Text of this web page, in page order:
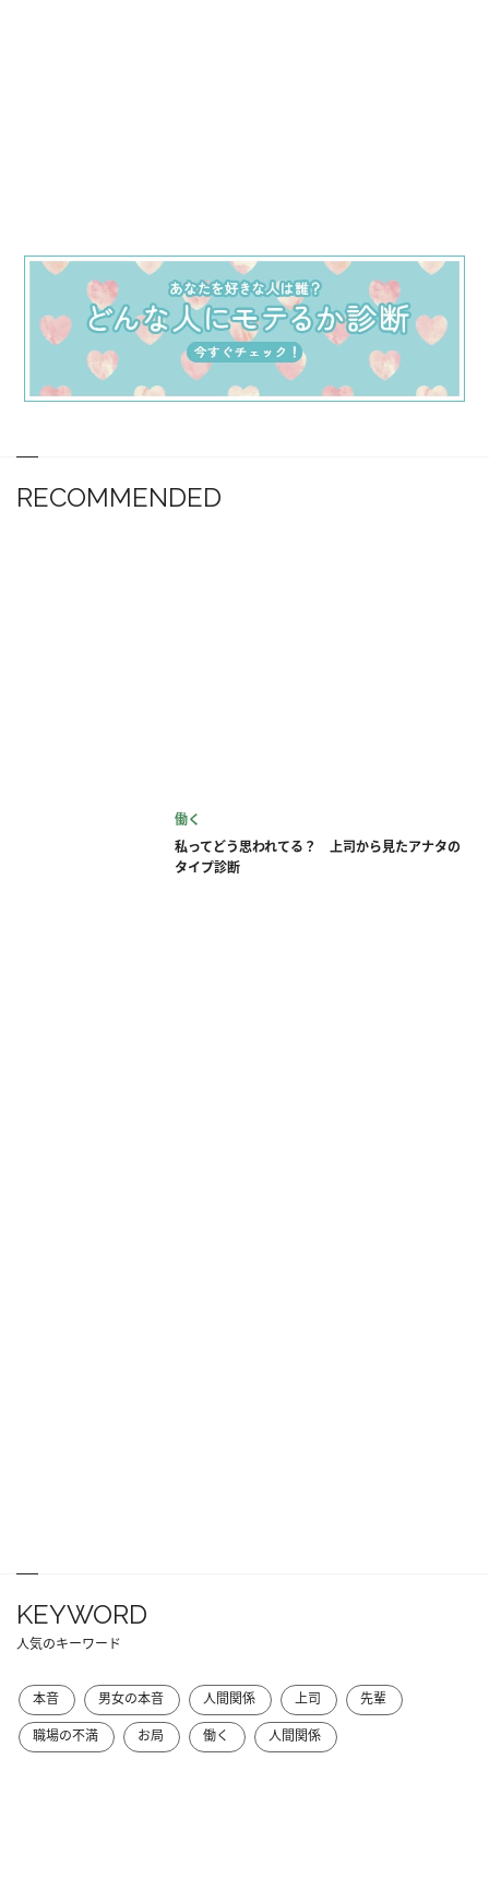
RECOMMENDED
働く
私ってどう思われてる？ 上司から見たアナタの
タイプ診断
KEYWORD
人気のキーワード
本音 男女の本音 人間関係 上司
先輩
職場の不満
お局 働く 人間関係